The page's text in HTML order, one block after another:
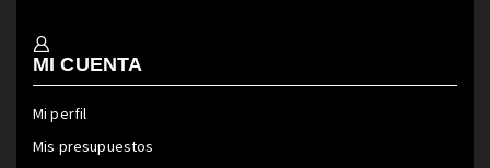
MI CUENTA
Mi perfil
Mis presupuestos